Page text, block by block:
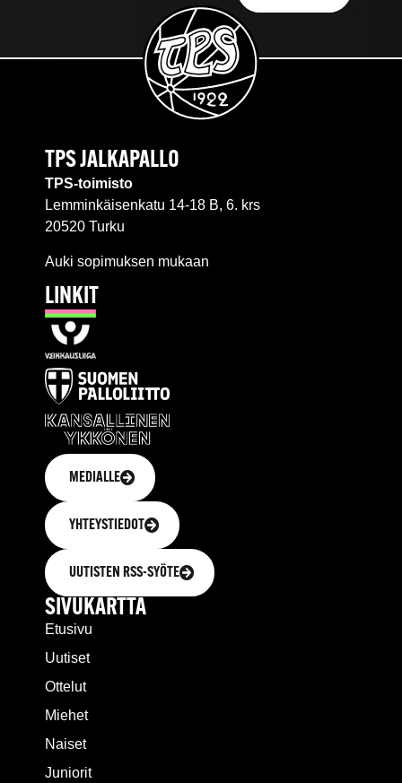
TPS JALKAPALLO
TPS-toimisto
Lemminkäisenkatu 14-18 B, 6. krs
20520 Turku
Auki sopimuksen mukaan
LINKIT
MEDIALLE
YHTEYSTIEDOT
UUTISTEN RSS-SYÖTE
SIVUKARTTA
Etusivu
Uutiset
Ottelut
Miehet
Naiset
Juniorit